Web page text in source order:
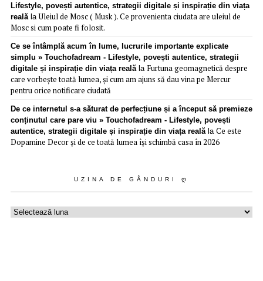
Lifestyle, povești autentice, strategii digitale și inspirație din viața
realălaUleiul de Mosc ( Musk ). Ce provenienta ciudata are uleiul de
Mosc si cum poate fi folosit.
Ce se întâmplă acum în lume, lucrurile importante explicate
simplu » Touchofadream - Lifestyle, povești autentice, strategii
digitale și inspirație din viața realăla Furtuna geomagnetică despre
care vorbește toată lumea, și cum am ajuns să dau vina pe Mercur
pentru orice notificare ciudată
De ce internetul s-a săturat de perfecțiune și a început să premieze
conținutul care pare viu » Touchofadream - Lifestyle, povești
autentice, strategii digitale și inspirație din viața realăla Ce este
Dopamine Decor și de ce toată lumea își schimbă casa în 2026
UZINA DE GÂNDURI Ღ
Uzina